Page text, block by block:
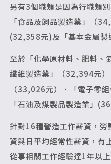
另有3個職類是因為行職類
「食品及飼品製造業」（
(32,358元)及「基本金屬製
至於「化學原材料、肥料、
纖維製造業」（32,394元）
（33,026元）、「電子零
「石油及煤製品製造業」
針對16種營造工作薪資，
資與日平均經常性薪資，有
從事相關工作經驗達1年以